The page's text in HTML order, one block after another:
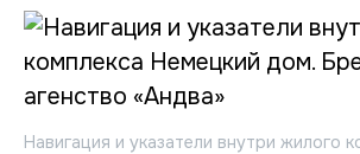
Навигация и указатели внутри жилого